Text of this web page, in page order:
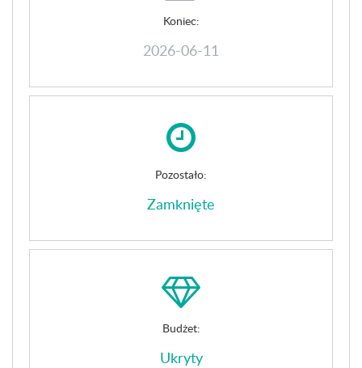
Koniec:
2026-06-11
Pozostało:
Zamknięte
Budżet:
Ukryty